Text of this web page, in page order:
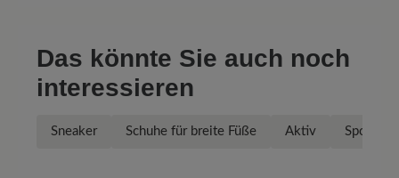
Das könnte Sie auch noch
interessieren
Sneaker Schuhe für breite Füße Aktiv Sport